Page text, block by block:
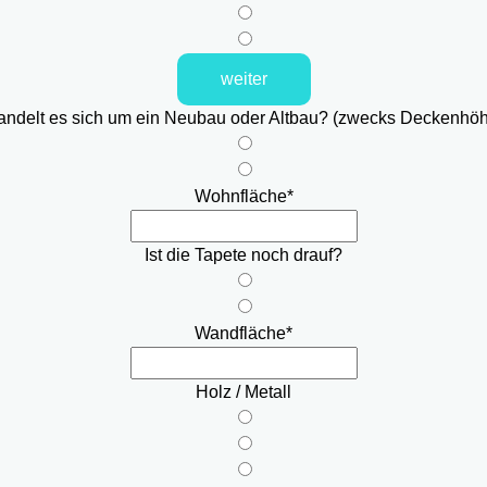
weiter
es sich um ein Neubau oder Altbau? (zwecks
Wohnfläche*
Ist die Tapete noch drauf?
Wandfläche*
Holz / Metall